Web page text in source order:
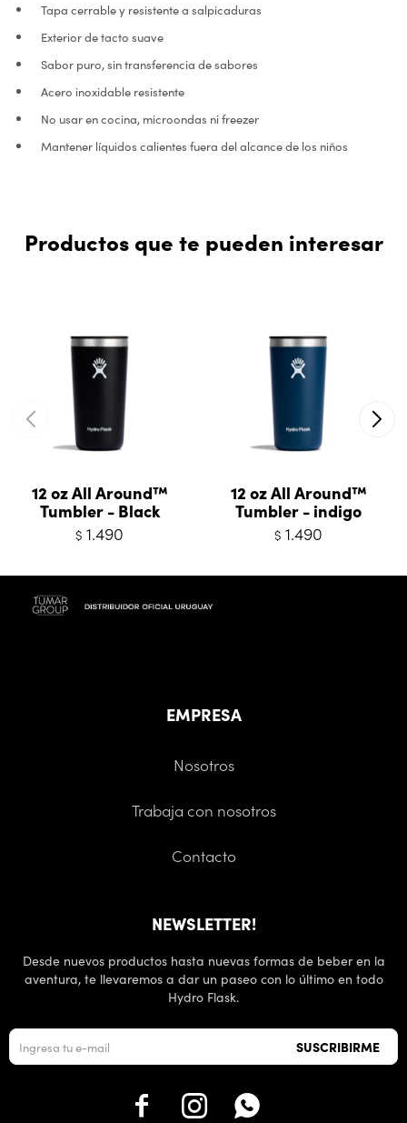
Tapa cerrable y resistente a salpicaduras
Exterior de tacto suave
Sabor puro, sin transferencia de sabores
Acero inoxidable resistente
No usar en cocina, microondas ni freezer
Mantener líquidos calientes fuera del alcance de los niños
Productos que te pueden interesar
12 oz All Around™
Tumbler - Black
$ 1.490
12 oz All Around™
Tumbler - indigo
$ 1.490
EMPRESA
Nosotros
Trabaja con nosotros
Contacto
NEWSLETTER!
Desde nuevos productos hasta nuevas formas de beber en la
aventura, te llevaremos a dar un paseo con lo último en todo
Hydro Flask.
SUSCRIBIRME
  